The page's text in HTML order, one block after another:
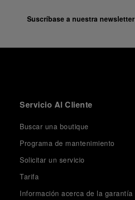
Suscríbase a nuestra newsletter
Servicio Al Cliente
Buscar una boutique
Programa de mantenimiento
Solicitar un servicio
Tarifa
Información acerca de la garantía